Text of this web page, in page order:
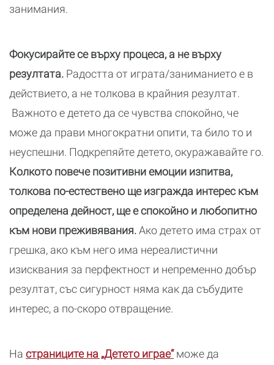
занимания.
Фокусирайте се върху процеса, а не върху
резултата. Радостта от играта/заниманието е в
действието, а не толкова в крайния резултат.
Важното е детето да се чувства спокойно, че
може да прави многократни опити, та било то и
неуспешни. Подкрепяйте детето, окуражавайте го.
Колкото повече позитивни емоции изпитва,
толкова по-естествено ще изгражда интерес към
определена дейност, ще е спокойно и любопитно
към нови преживявания.Ако детето има страх от
грешка, ако към него има нереалистични
изисквания за перфектност и непременно добър
резултат, със сигурност няма как да събудите
интерес, а по-скоро отвращение.
На страниците на „Детето играе“може да